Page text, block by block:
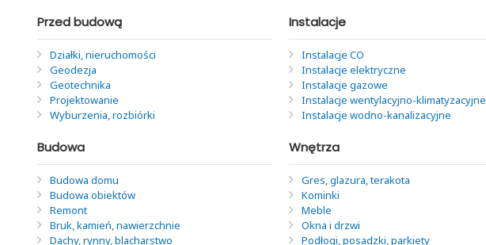
Przed budową
Działki, nieruchomości
Geodezja
Geotechnika
Projektowanie
Wyburzenia, rozbiórki
Budowa
Budowa domu
Budowa obiektów
Remont
Bruk, kamień, nawierzchnie
Dachy, rynny, blacharstwo
Instalacje
Instalacje CO
Instalacje elektryczne
Instalacje gazowe
Instalacje wentylacyjno-klimatyzacyjne
Instalacje wodno-kanalizacyjne
Wnętrza
Gres, glazura, terakota
Kominki
Meble
Okna i drzwi
Podłogi, posadzki, parkiety